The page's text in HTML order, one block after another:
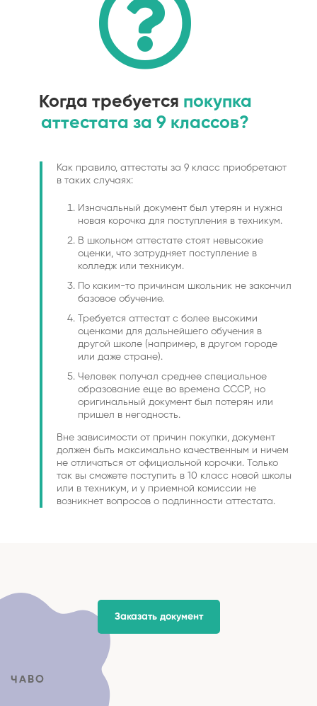
Когда требуется покупка
аттестата за 9 классов?
Как правило, аттестаты за 9 класс приобретают
в таких случаях:
Изначальный документ был утерян и нужна
новая корочка для поступления в техникум.
В школьном аттестате стоят невысокие
оценки, что затрудняет поступление в
колледж или техникум.
По каким-то причинам школьник не закончил
базовое обучение.
Требуется аттестат с более высокими
оценками для дальнейшего обучения в
другой школе (например, в другом городе
или даже стране).
Человек получал среднее специальное
образование еще во времена СССР, но
оригинальный документ был потерян или
пришел в негодность.
Вне зависимости от причин покупки, документ
должен быть максимально качественным и ничем
не отличаться от официальной корочки. Только
так вы сможете поступить в 10 класс новой школы
или в техникум, и у приемной комиссии не
возникнет вопросов о подлинности аттестата.
Заказать документ
ЧАВО